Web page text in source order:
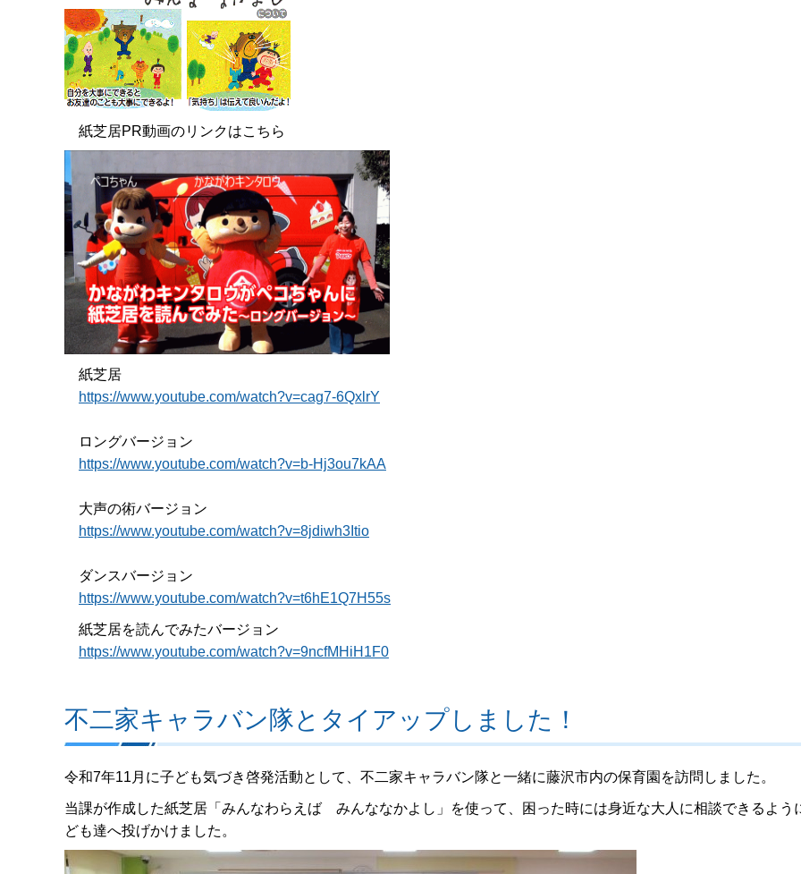
紙芝居PR動画のリンクはこちら
紙芝居
https://www.youtube.com/watch?v=cag7-6QxlrY
ロングバージョン
https://www.youtube.com/watch?v=b-Hj3ou7kAA
大声の術バージョン
https://www.youtube.com/watch?v=8jdiwh3Itio
ダンスバージョン
https://www.youtube.com/watch?v=t6hE1Q7H55s
紙芝居を読んでみたバージョン
https://www.youtube.com/watch?v=9ncfMHiH1F0
不二家キャラバン隊とタイアップしました！
令和7年11月に子ども気づき啓発活動として、不二家キャラバン隊と一緒に藤沢市内の保育園を訪問しました。
当課が作成した紙芝居「みんなわらえば みんななかよし」を使って、困った時には身近な大人に相談できるよう
ども達へ投げかけました。